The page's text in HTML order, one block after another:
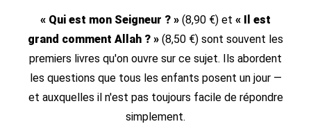
« Qui est mon Seigneur ? » (8,90 €) et « Il est
grand comment Allah ? » (8,50 €) sont souvent les
premiers livres qu'on ouvre sur ce sujet. Ils abordent
les questions que tous les enfants posent un jour —
et auxquelles il n'est pas toujours facile de répondre
simplement.